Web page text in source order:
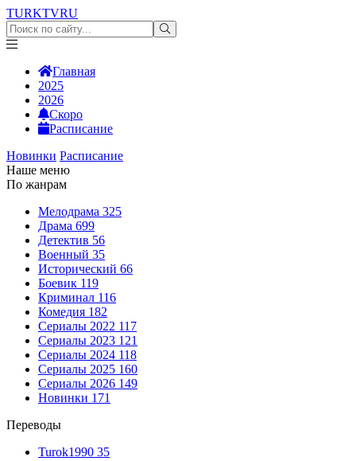
TURKTVRU
Главная
2025
2026
Скоро
Расписание
Новинки Расписание
Наше меню
По жанрам
Мелодрама 325
Драма 699
Детектив 56
Военный 35
Исторический 66
Боевик 119
Криминал 116
Комедия 182
Сериалы 2022 117
Сериалы 2023 121
Сериалы 2024 118
Сериалы 2025 160
Сериалы 2026 149
Новинки 171
Переводы
Turok1990 35